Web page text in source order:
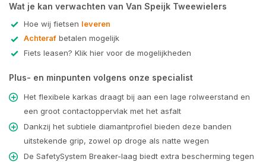
Wat je kan verwachten van Van Speijk Tweewielers
Hoe wij fietsen leveren
Achteraf betalen mogelijk
Fiets leasen? Klik hier voor de mogelijkheden
Plus- en minpunten volgens onze specialist
Het flexibele karkas draagt bij aan een lage rolweerstand en
een groot contactoppervlak met het asfalt
Dankzij het subtiele diamantprofiel bieden deze banden
uitstekende grip, zowel op droge als natte wegen
De SafetySystem Breaker-laag biedt extra bescherming tegen